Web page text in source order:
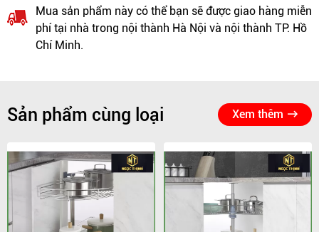
Mua sản phẩm này có thể bạn sẽ được giao hàng miễn
phí tại nhà trong nội thành Hà Nội và nội thành TP. Hồ
Chí Minh.
Sản phẩm cùng loại Xem thêm